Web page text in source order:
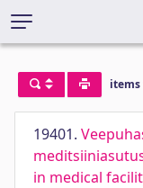
items
19401.
in medical